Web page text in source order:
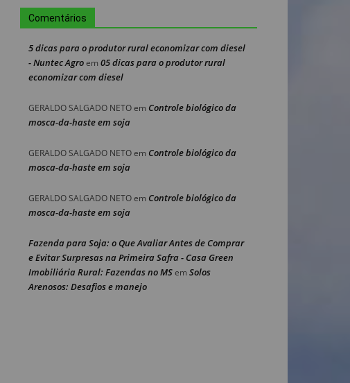
Comentários
5 dicas para o produtor rural economizar com diesel
- Nuntec Agroem 05 dicas para o produtor rural
economizar com diesel
GERALDO SALGADO NETOem Controle biológico da
mosca-da-haste em soja
GERALDO SALGADO NETOem Controle biológico da
mosca-da-haste em soja
GERALDO SALGADO NETOem Controle biológico da
mosca-da-haste em soja
Fazenda para Soja: o Que Avaliar Antes de Comprar
e Evitar Surpresas na Primeira Safra - Casa Green
Imobiliária Rural: Fazendas no MSem Solos
Arenosos: Desafios e manejo